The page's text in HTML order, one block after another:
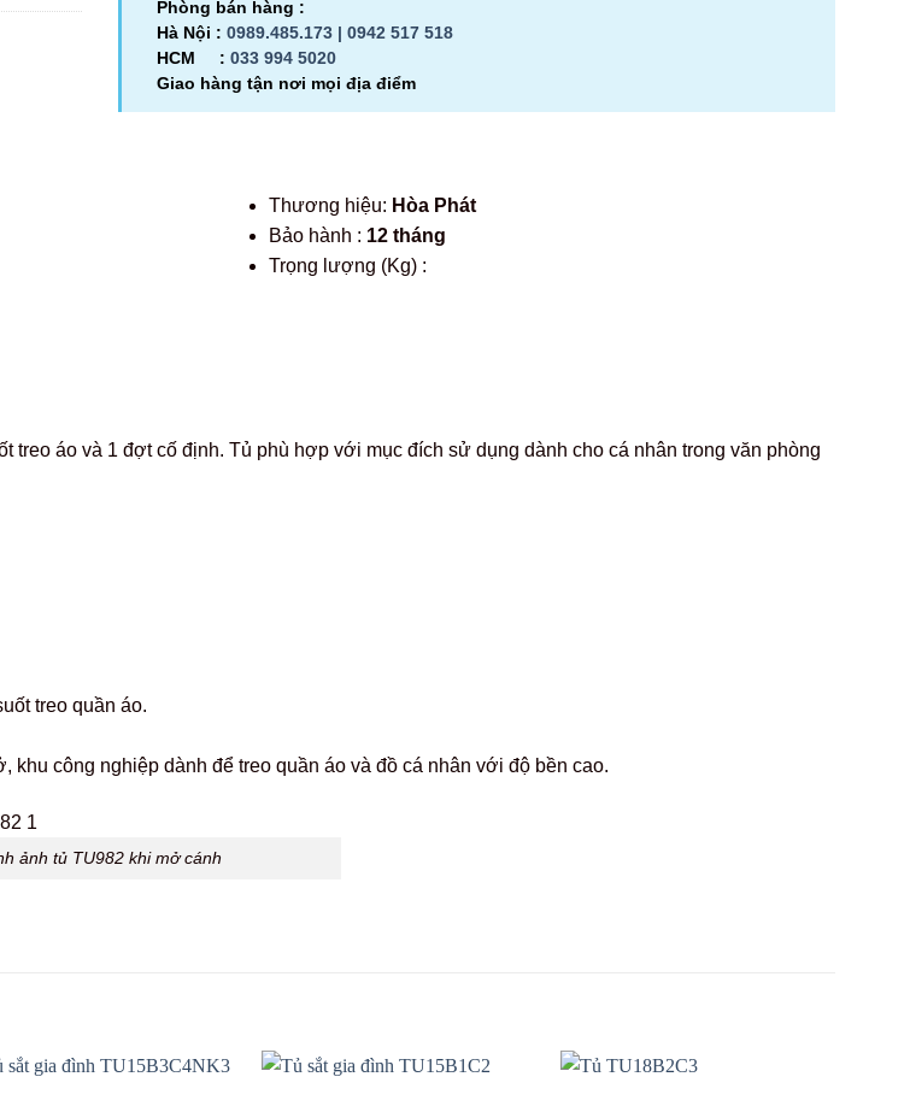
Phòng bán hàng :
Hà Nội : 0989.485.173 | 0942 517 518
HCM : 033 994 5020
Giao hàng tận nơi mọi địa điểm
Thương hiệu: Hòa Phát
Bảo hành : 12 tháng
Trọng lượng (Kg) :
treo áo và 1 đợt cố định. Tủ phù hợp với mục đích sử dụng dành cho cá nhân trong văn phòng
treo quần áo.
khu công nghiệp dành để treo quần áo và đồ cá nhân với độ bền cao.
ảnh tủ TU982 khi mở cánh